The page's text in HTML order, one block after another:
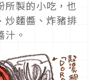
所製的小吃，也
炒麵醬、炸豬排
。